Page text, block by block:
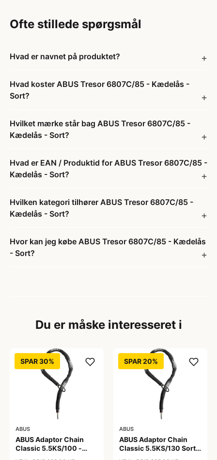
Ofte stillede spørgsmål
Hvad er navnet på produktet?
Hvad koster ABUS Tresor 6807C/85 - Kædelås -
Sort?
Hvilket mærke står bag ABUS Tresor 6807C/85 -
Kædelås - Sort?
Hvad er EAN / Produktid for ABUS Tresor 6807C/85 -
Kædelås - Sort?
Hvilken kategori tilhører ABUS Tresor 6807C/85 -
Kædelås - Sort?
Hvor kan jeg købe ABUS Tresor 6807C/85 - Kædelås
- Sort?
Du er måske interesseret i
SPAR 30%
ABUS
ABUS Adaptor Chain
Classic 5.5KS/100 -
SPAR 20%
ABUS
ABUS Adaptor Chain
Classic 5.5KS/130 Sort -